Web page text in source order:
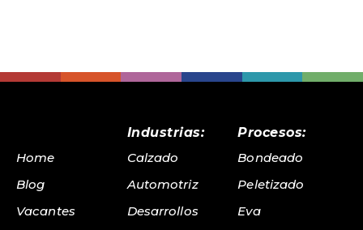
Home
Blog
Vacantes
Industrias:
Calzado
Automotriz
Desarrollos
Procesos:
Bondeado
Peletizado
Eva